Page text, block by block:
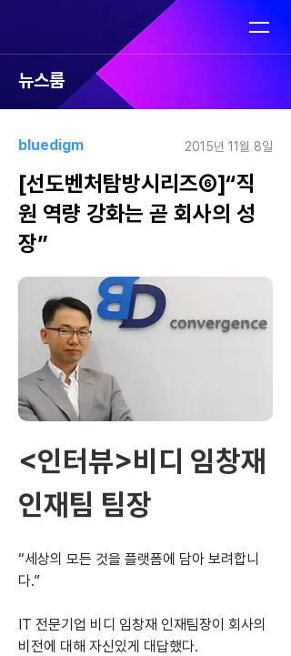
뉴스룸
bluedigm 2015년 11월 8일
[선도벤처탐방시리즈⑥]“직
원 역량 강화는 곧 회사의 성
장”
<인터뷰>비디 임창재
인재팀 팀장
“세상의 모든 것을 플랫폼에 담아 보려합니
다.”
IT 전문기업 비디 임창재 인재팀장이 회사의
비전에 대해 자신있게 대답했다.